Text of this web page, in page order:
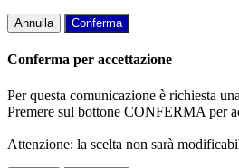
Annulla Conferma
Conferma per accettazione
Per questa comunicazione è richiesta
Premere sul bottone CONFERMA per
Attenzione: la scelta non sarà